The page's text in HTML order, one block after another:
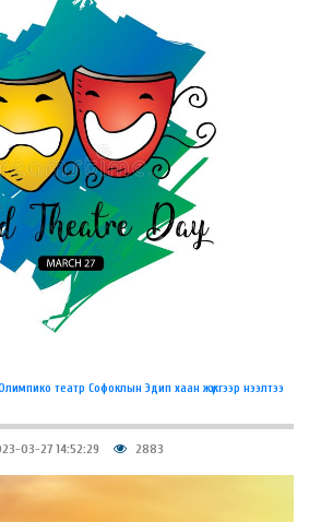
театр Софоклын Эдип хаан жүжгээр нээлтээ
03-27 14:52:29 2883